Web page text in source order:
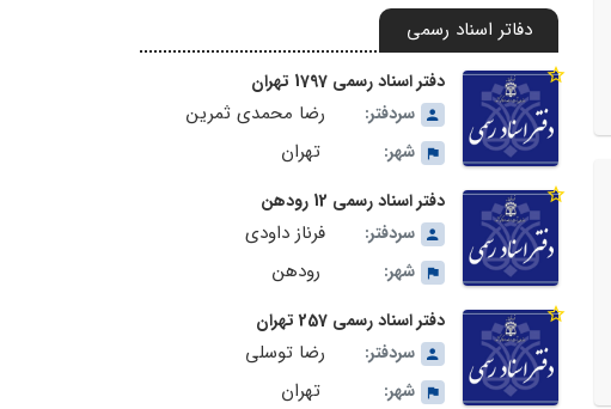
دفاتر اسناد رسمی
دفتر اسناد رسمی 1797 تهران
سردفتر:
رضا محمدی ثمرین
شهر: تهران
دفتر اسناد رسمی 12 رودهن
سردفتر:
فرناز داودی
شهر: رودهن
دفتر اسناد رسمی 257 تهران
سردفتر:
رضا توسلی
شهر: تهران